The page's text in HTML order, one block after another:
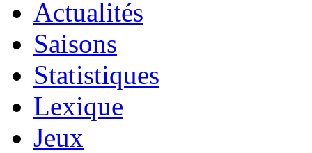
Actualités
Saisons
Statistiques
Lexique
Jeux